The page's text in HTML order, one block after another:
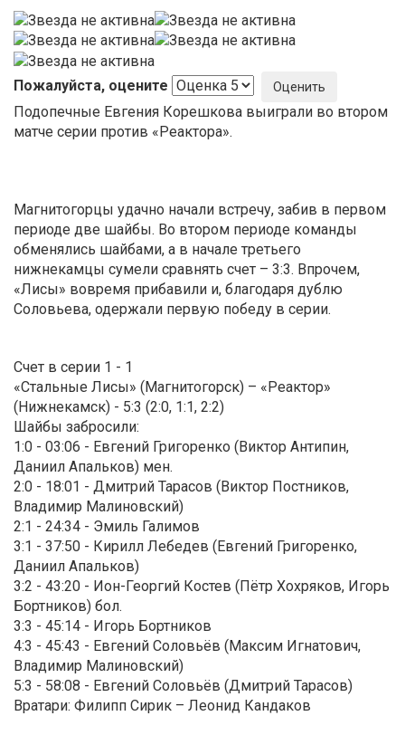
Пожалуйста, оцените
Подопечные Евгения Корешкова выиграли во втором
матче серии против «Реактора».
Магнитогорцы удачно начали встречу, забив в первом
периоде две шайбы. Во втором периоде команды
обменялись шайбами, а в начале третьего
нижнекамцы сумели сравнять счет – 3:3. Впрочем,
«Лисы» вовремя прибавили и, благодаря дублю
Соловьева, одержали первую победу в серии.
Счет в серии 1 - 1
«Стальные Лисы» (Магнитогорск) – «Реактор»
(Нижнекамск) - 5:3 (2:0, 1:1, 2:2)
Шайбы забросили:
1:0 - 03:06 - Евгений Григоренко (Виктор Антипин,
Даниил Апальков) мен.
2:0 - 18:01 - Дмитрий Тарасов (Виктор Постников,
Владимир Малиновский)
2:1 - 24:34 - Эмиль Галимов
3:1 - 37:50 - Кирилл Лебедев (Евгений Григоренко,
Даниил Апальков)
3:2 - 43:20 - Ион-Георгий Костев (Пётр Хохряков, Игорь
Бортников) бол.
3:3 - 45:14 - Игорь Бортников
4:3 - 45:43 - Евгений Соловьёв (Максим Игнатович,
Владимир Малиновский)
5:3 - 58:08 - Евгений Соловьёв (Дмитрий Тарасов)
Вратари: Филипп Сирик – Леонид Кандаков